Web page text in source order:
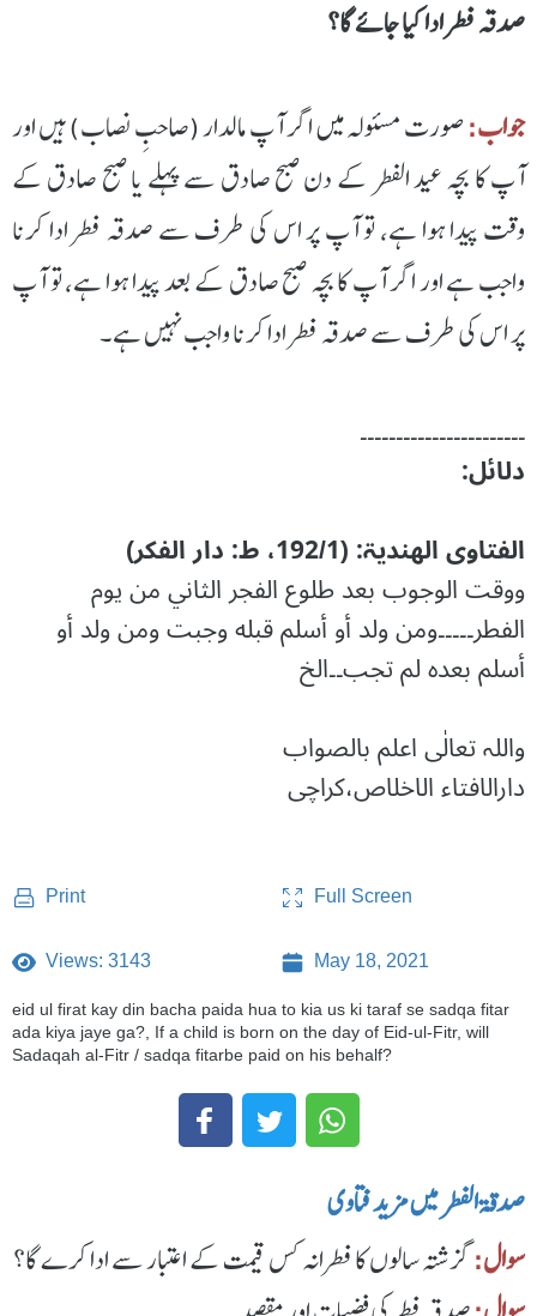
صدقہ فطر ادا کیا جائے گا؟
جواب:صورت مسئولہ میں اگر آپ مالدار (صاحبِ نصاب) ہیں اور
آپ کا بچہ عید الفطر کے دن صبح صادق سے پہلے یا صبح صادق کے
وقت پیدا ہوا ہے، تو آپ پر اس کی طرف سے صدقہ فطر ادا کرنا
واجب ہے اور اگر آپ کا بچہ صبح صادق کے بعد پیدا ہوا ہے، تو آپ
پر اس کی طرف سے صدقہ فطر ادا کرنا واجب نہیں ہے۔
۔۔۔۔۔۔۔۔۔۔۔۔۔۔۔۔۔۔۔۔۔۔۔
دلائل:
الفتاوی الھندیۃ: (192/1، ط: دار الفکر)
ووقت الوجوب بعد طلوع الفجر الثاني من يوم
الفطر۔۔۔۔۔ومن ولد أو أسلم قبله وجبت ومن ولد أو
أسلم بعده لم تجب۔۔الخ
واللہ تعالٰی اعلم بالصواب
دارالافتاء الاخلاص،کراچی
Print Full Screen
Views: 3143 May 18, 2021
eid ul firat kay din bacha paida hua to kia us ki taraf se sadqa fitar
ada kiya jaye ga?, If a child is born on the day of Eid-ul-Fitr, will
Sadaqah al-Fitr / sadqa fitarbe paid on his behalf?
صدقۃ الفطر میں مزید فتاوی
سوال:گزشتہ سالوں کا فطرانہ کس قیمت کے اعتبار سے ادا کرے گا؟